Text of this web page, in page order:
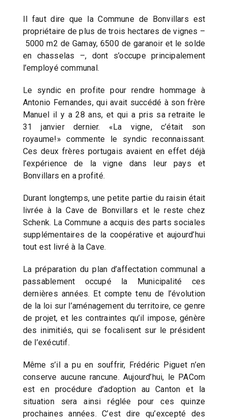
Il faut dire que la Commune de Bonvillars est
propriétaire de plus de trois hectares de vignes –
5000 m2 de Gamay, 6500 de garanoir et le solde
en chasselas –, dont s’occupe principalement
l’employé communal.
Le syndic en profite pour rendre hommage à
Antonio Fernandes, qui avait succédé à son frère
Manuel il y a 28 ans, et qui a pris sa retraite le
31 janvier dernier. «La vigne, c’était son
royaume!» commente le syndic reconnaissant.
Ces deux frères portugais avaient en effet déjà
l’expérience de la vigne dans leur pays et
Bonvillars en a profité.
Durant longtemps, une petite partie du raisin était
livrée à la Cave de Bonvillars et le reste chez
Schenk. La Commune a acquis des parts sociales
supplémentaires de la coopérative et aujourd’hui
tout est livré à la Cave.
La préparation du plan d’affectation communal a
passablement occupé la Municipalité ces
dernières années. Et compte tenu de l’évolution
de la loi sur l’aménagement du territoire, ce genre
de projet, et les contraintes qu’il impose, génère
des inimitiés, qui se focalisent sur le président
de l’exécutif.
Même s’il a pu en souffrir, Frédéric Piguet n’en
conserve aucune rancune. Aujourd’hui, le PACom
est en procédure d’adoption au Canton et la
situation sera ainsi réglée pour ces quinze
prochaines années. C’est dire qu’excepté des